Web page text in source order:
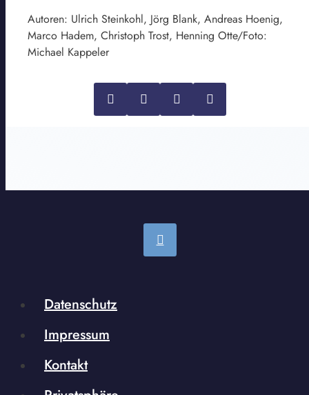
Autoren: Ulrich Steinkohl, Jörg Blank, Andreas Hoenig,
Marco Hadem, Christoph Trost, Henning Otte/Foto:
Michael Kappeler
Datenschutz
Impressum
Kontakt